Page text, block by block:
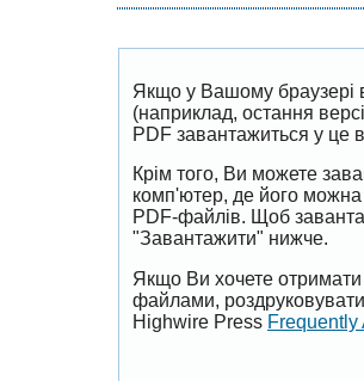
Якщо у Вашому браузері
(наприклад, остання
PDF завантажиться у це
Крім того, Ви можете
комп'ютер, де його можна
PDF-файлів. Щоб
"Завантажити" нижче.
Якщо Ви хочете отримати
файлами, роздруковувати
Highwire Press